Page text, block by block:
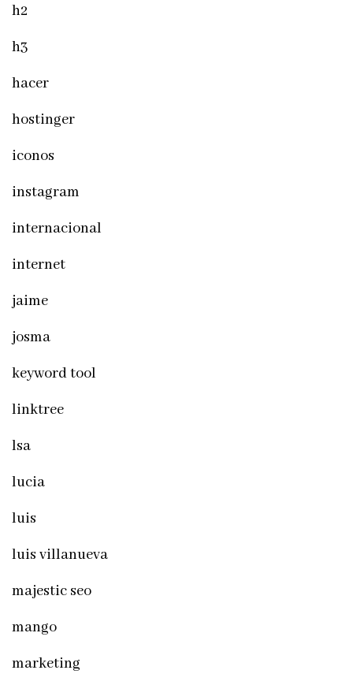
h2
h3
hacer
hostinger
iconos
instagram
internacional
internet
jaime
josma
keyword tool
linktree
lsa
lucia
luis
luis villanueva
majestic seo
mango
marketing